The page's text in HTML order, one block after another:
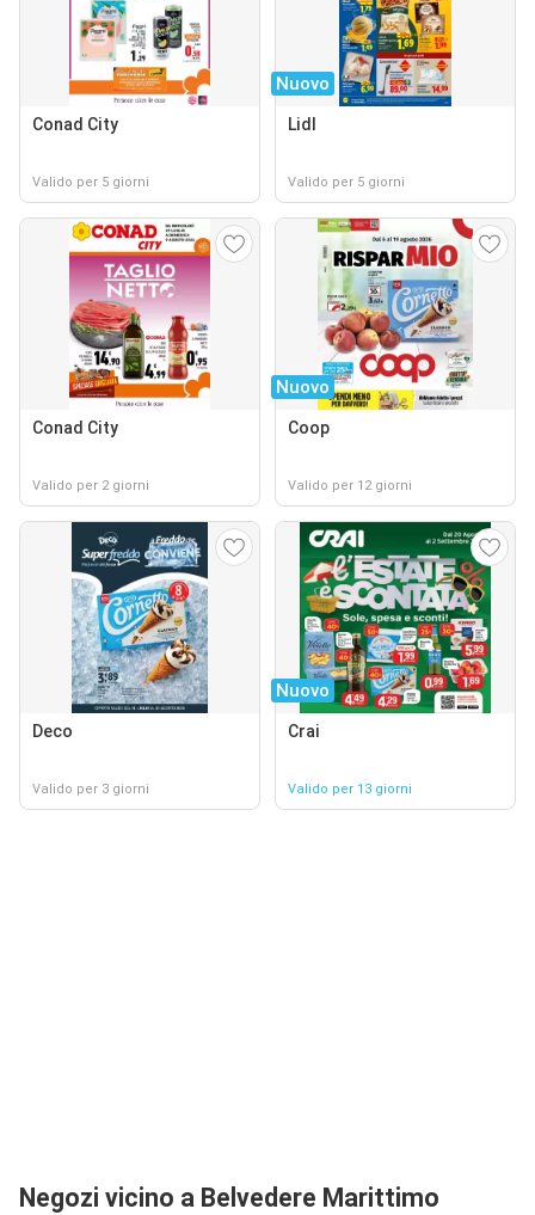
Conad City
Valido per 5 giorni
Nuovo
Lidl
Valido per 5 giorni
Conad City
Valido per 2 giorni
Nuovo
Coop
Valido per 12 giorni
Deco
Valido per 3 giorni
Nuovo
Crai
Valido per 13 giorni
Negozi vicino a Belvedere Marittimo